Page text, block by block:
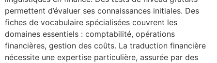
permettent d’évaluer ses connaissances initiales. Des
fiches de vocabulaire spécialisées couvrent les
domaines essentiels : comptabilité, opérations
financières, gestion des coûts. La traduction financière
nécessite une expertise particulière, assurée par des